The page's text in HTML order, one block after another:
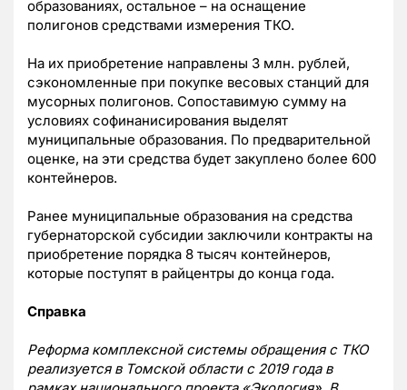
образованиях, остальное – на оснащение
полигонов средствами измерения ТКО.
На их приобретение направлены 3 млн. рублей,
сэкономленные при покупке весовых станций для
мусорных полигонов. Сопоставимую сумму на
условиях софинанисирования выделят
муниципальные образования. По предварительной
оценке, на эти средства будет закуплено более 600
контейнеров.
Ранее муниципальные образования на средства
губернаторской субсидии заключили контракты на
приобретение порядка 8 тысяч контейнеров,
которые поступят в райцентры до конца года.
Справка
Реформа комплексной системы обращения с ТКО
реализуется в Томской области с 2019 года в